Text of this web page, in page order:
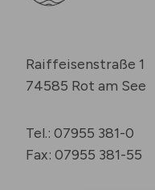
Raiffeisenstraße 1
74585 Rot am See
Tel.: 07955 381-0
Fax: 07955 381-55